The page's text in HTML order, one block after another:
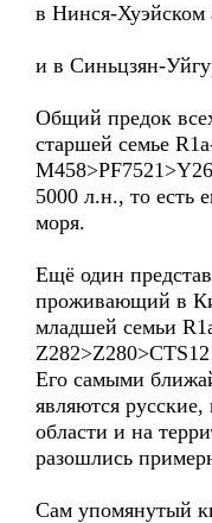
в Нинся-Хуэйском
и в Синьцзян-
Общий предок
старшей семье
5000 л.н., то есть
моря.
Ещё один
проживающий в
младшей семьи
Его самыми
являются
области и на
разошлись
Сам упомянутый